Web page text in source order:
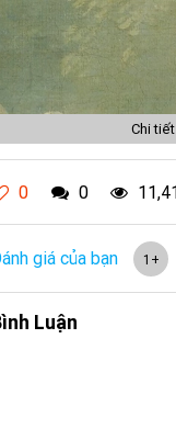
Chi
0 0
giá của bạn 1+
Luận